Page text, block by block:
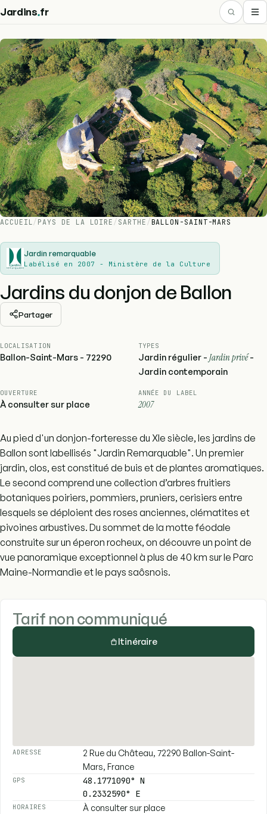
Jardins.fr
ACCUEIL / PAYS DE LA LOIRE / SARTHE / BALLON-SAINT-MARS
Jardin remarquable
Labélisé en 2007 - Ministère de la Culture
Jardins du donjon de Ballon
Partager
LOCALISATION
Ballon-Saint-Mars - 72290
TYPES
Jardin régulier - Jardin privé-
Jardin contemporain
OUVERTURE
À consulter sur place
ANNÉE DU LABEL
2007
Au pied d'un donjon-forteresse du XIe siècle, les jardins de
Ballon sont labellisés "Jardin Remarquable". Un premier
jardin, clos, est constitué de buis et de plantes aromatiques.
Le second comprend une collection d’arbres fruitiers
botaniques poiriers, pommiers, pruniers, cerisiers entre
lesquels se déploient des roses anciennes, clématites et
pivoines arbustives. Du sommet de la motte féodale
construite sur un éperon rocheux, on découvre un point de
vue panoramique exceptionnel à plus de 40 km sur le Parc
Maine-Normandie et le pays saôsnois.
Tarif non communiqué
Itinéraire
ADRESSE
2 Rue du Château, 72290 Ballon-Saint-
Mars, France
GPS
48.1771090° N
0.2332590° E
HORAIRES À consulter sur place